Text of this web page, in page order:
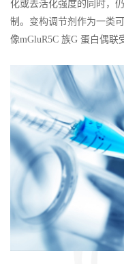
化或去活化强度的同时，
制。变构调节剂作为一类
像mGluR5C 族G 蛋白偶联